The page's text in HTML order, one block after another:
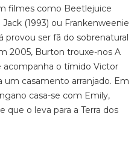
filmes como Beetlejuice
(1993) ou Frankenweenie
provou ser fã do sobrenatural
2005, Burton trouxe-nos A
acompanha o tímido Victor
um casamento arranjado. Em
casa-se com Emily,
que o leva para a Terra dos